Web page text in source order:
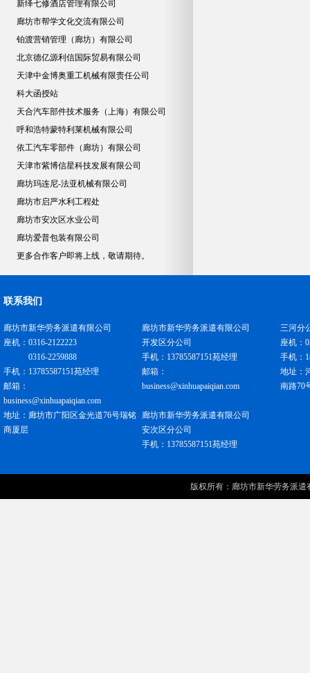
新绎七修酒店管理有限公司
廊坊市帮学文化交流有限公司
铂渡营销管理（廊坊）有限公司
北京德亿源利信国际贸易有限公司
天津中金博奥重工机械有限责任公司
科大函授站
天合汽车部件技术服务（上海）有限公司
呼和浩特蒙特利莱机械有限公司
依工汽车零部件（廊坊）有限公司
天津市紫博信星科技发展有限公司
廊坊玛连尼-法亚机械有限公司
廊坊市启严水利工程处
廊坊市安次区水业公司
廊坊爱普包装有限公司
更多合作客户即将上线，敬请期待。
联系我们
廊坊市新华劳务派遣有限公司
座机：0316-2122223
0316-2259888
手机：13785587151苑经理
邮箱：
business@xinhuapaiqian.com
地址：廊坊市广阳区金光道76号瑞铭
商厦层
廊坊市新华劳务派遣有限公司
开发区分公司
手机：13785587151苑经理
邮箱：
business@xinhuapaiqian.com
廊坊市新华劳务派遣有限公司
安次区分公司
手机：13785587151苑经理
三河分
座机：
手机：
地址：
南路70
版权所有： 廊坊市新华劳务派遣